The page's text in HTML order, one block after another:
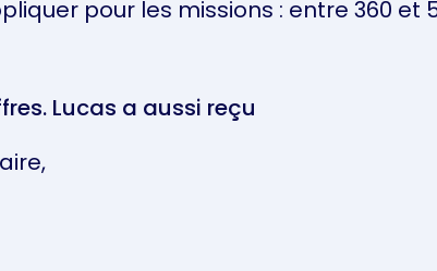
pour les missions : entre 360 et
Lucas a aussi reçu